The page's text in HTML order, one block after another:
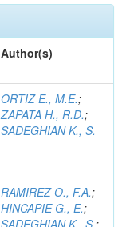
Author(s)
ORTIZ E., M.E.;
ZAPATA H., R.D.;
SADEGHIAN K., S.
RAMIREZ O., F.A.;
HINCAPIE G., E.;
SADEGHIAN K., S. ;